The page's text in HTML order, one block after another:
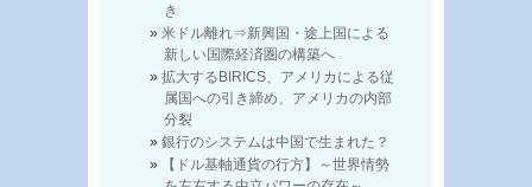
き
米ドル離れ⇒新興国・途上国による
新しい国際経済圏の構築へ
拡大するBIRICS、アメリカによる従
属国への引き締め、アメリカの内部
分裂
銀行のシステムは中国で生まれた？
【ドル基軸通貨の行方】～世界情勢